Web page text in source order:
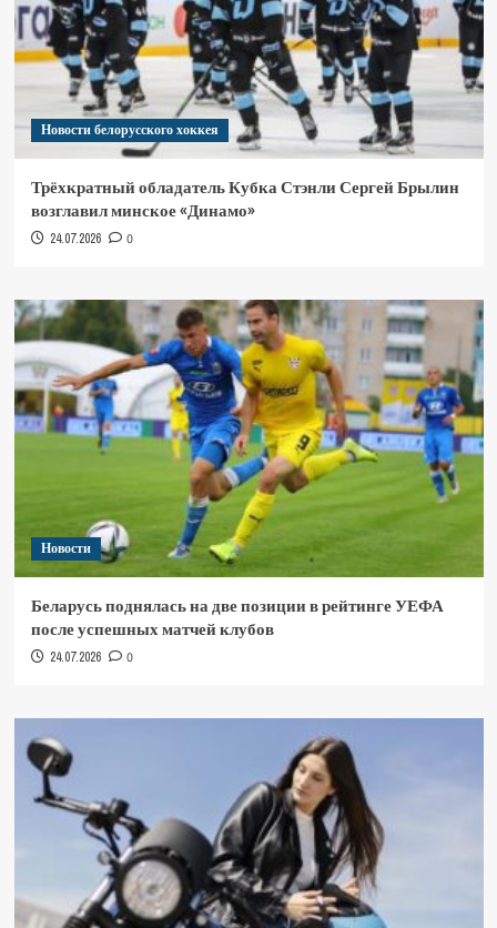
Новости белорусского хоккея
Трёхкратный обладатель Кубка Стэнли Сергей Брылин
возглавил минское «Динамо»
24.07.2026 0
Новости
Беларусь поднялась на две позиции в рейтинге УЕФА
после успешных матчей клубов
24.07.2026 0